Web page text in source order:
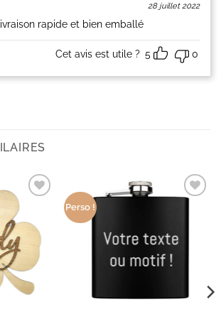
28 juillet 2022
rapide et bien emballé
Cet avis est utile ? 5 0
Ajouter
produits
favoris
Perso !
favoris